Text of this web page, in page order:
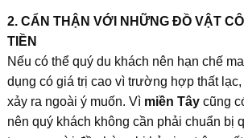
2. CẨN THẬN VỚI NHỮNG ĐỒ VẬT
TIỀN
Nếu có thể quý du khách nên hạn chế
dụng có giá trị cao vì trường hợp thất lạc,
xảy ra ngoài ý muốn. Vì miền Tâycũng
nên quý khách không cần phải chuẩn bị